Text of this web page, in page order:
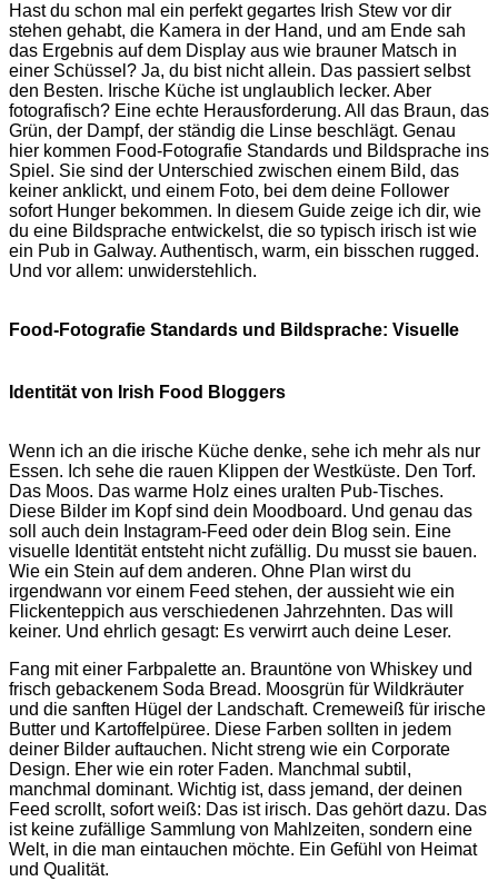
Hast du schon mal ein perfekt gegartes Irish Stew vor dir
stehen gehabt, die Kamera in der Hand, und am Ende sah
das Ergebnis auf dem Display aus wie brauner Matsch in
einer Schüssel? Ja, du bist nicht allein. Das passiert selbst
den Besten. Irische Küche ist unglaublich lecker. Aber
fotografisch? Eine echte Herausforderung. All das Braun, das
Grün, der Dampf, der ständig die Linse beschlägt. Genau
hier kommen Food-Fotografie Standards und Bildsprache ins
Spiel. Sie sind der Unterschied zwischen einem Bild, das
keiner anklickt, und einem Foto, bei dem deine Follower
sofort Hunger bekommen. In diesem Guide zeige ich dir, wie
du eine Bildsprache entwickelst, die so typisch irisch ist wie
ein Pub in Galway. Authentisch, warm, ein bisschen rugged.
Und vor allem: unwiderstehlich.
Food-Fotografie Standards und Bildsprache: Visuelle
Identität von Irish Food Bloggers
Wenn ich an die irische Küche denke, sehe ich mehr als nur
Essen. Ich sehe die rauen Klippen der Westküste. Den Torf.
Das Moos. Das warme Holz eines uralten Pub-Tisches.
Diese Bilder im Kopf sind dein Moodboard. Und genau das
soll auch dein Instagram-Feed oder dein Blog sein. Eine
visuelle Identität entsteht nicht zufällig. Du musst sie bauen.
Wie ein Stein auf dem anderen. Ohne Plan wirst du
irgendwann vor einem Feed stehen, der aussieht wie ein
Flickenteppich aus verschiedenen Jahrzehnten. Das will
keiner. Und ehrlich gesagt: Es verwirrt auch deine Leser.
Fang mit einer Farbpalette an. Brauntöne von Whiskey und
frisch gebackenem Soda Bread. Moosgrün für Wildkräuter
und die sanften Hügel der Landschaft. Cremeweiß für irische
Butter und Kartoffelpüree. Diese Farben sollten in jedem
deiner Bilder auftauchen. Nicht streng wie ein Corporate
Design. Eher wie ein roter Faden. Manchmal subtil,
manchmal dominant. Wichtig ist, dass jemand, der deinen
Feed scrollt, sofort weiß: Das ist irisch. Das gehört dazu. Das
ist keine zufällige Sammlung von Mahlzeiten, sondern eine
Welt, in die man eintauchen möchte. Ein Gefühl von Heimat
und Qualität.